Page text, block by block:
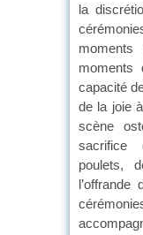
la
moments
capacité
de la joie
scène
sacrifice
poulets,